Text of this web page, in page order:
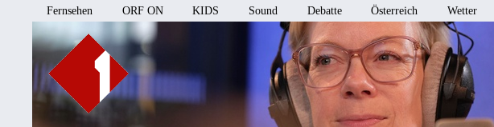
Fernsehen ORF ON KIDS Sound Debatte Österreich Wetter